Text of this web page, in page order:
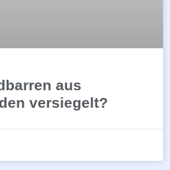
aus
versiegelt?